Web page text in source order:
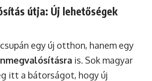
útja: Új lehetőségek
egy új otthon, hanem egy
is. Sok magyar
itt a bátorságot, hogy új